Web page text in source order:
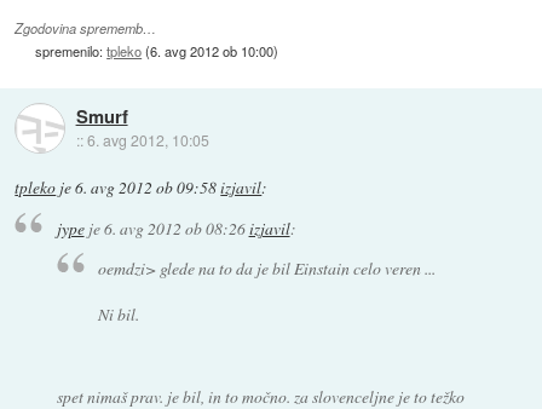
Zgodovina sprememb…
spremenilo:tpleko(6. avg 2012 ob 10:00)
Smurf
::6. avg 2012, 10:05
tpleko je6. avg 2012 ob 09:58izjavil:
jypeje6. avg 2012 ob 08:26izjavil:
oemdzi> glede na to da je bil Einstain celo veren ...
Ni bil.
spet nimaš prav. je bil, in to močno. za slovenceljne je to težko